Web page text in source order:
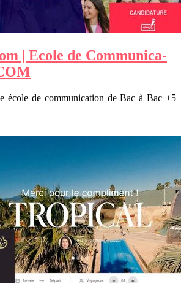
| Ecole de Com­munica­
école de communication de Bac à Bac +5